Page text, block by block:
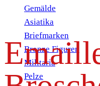
Gemälde
Asiatika
Briefmarken
Bronze Figuren
Militaria
Pelze